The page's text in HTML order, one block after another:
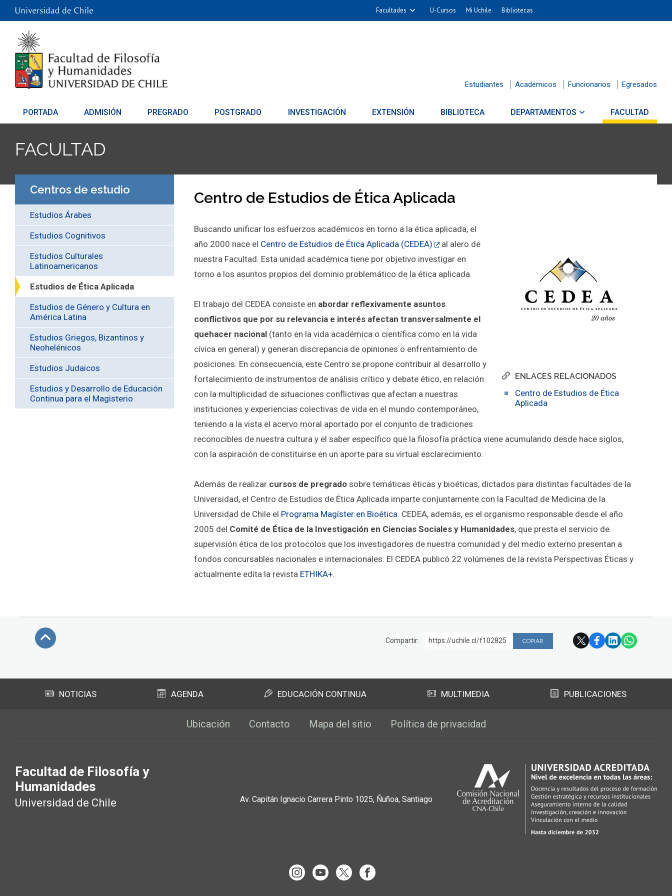
Facultades U-Cursos Mi Uchile Bibliotecas
Estudiantes Académicos Funcionarios Egresados
PORTADA ADMISIÓN PREGRADO POSTGRADO INVESTIGACIÓN EXTENSIÓN BIBLIOTECA DEPARTAMENTOS FACULTAD
FACULTAD
Centros de estudio
Estudios Árabes
Estudios Cognitivos
Estudios Culturales
Latinoamericanos
Estudios de Ética Aplicada
Estudios de Género y Cultura en
América Latina
Estudios Griegos, Bizantinos y
Neohelénicos
Estudios Judaicos
Estudios y Desarrollo de Educación
Continua para el Magisterio
Centro de Estudios de Ética Aplicada
ENLACES RELACIONADOS
Centro de Estudios de Ética
Aplicada
Buscando unificar los esfuerzos académicos en torno a la ética aplicada, el
año 2000 nace el Centro de Estudios de Ética Aplicada (CEDEA)
al alero de
nuestra Facultad. Esta unidad académica tiene por objetivo investigar en
torno a los asuntos propios del dominio problemático de la ética aplicada.
El trabajo del CEDEA consiste en abordar reflexivamente asuntos
conflictivos que por su relevancia e interés afectan transversalmente el
quehacer nacional (tanto en la vida académica o científica como en la vida
cívica en general) y generan discrepancia de opiniones o enfrentamiento de
posiciones. En consecuencia, este Centro se propone contribuir al desarrollo y
fortalecimiento de instrumentos de análisis crítico y debate ético, en relación
con la multiplicidad de situaciones conflictivas que afectan a nuestras
instituciones y experiencias colectivas de vida en el mundo contemporáneo,
teniendo a la vista el acervo moral aportado por el conjunto de tradiciones
reconocibles de nuestra cultura y el saber específico que la filosofía práctica viene acumulando desde hace siglos,
con la aspiración de constituirse en un aporte para su virtual esclarecimiento.
Además de realizar cursos de pregrado sobre temáticas éticas y bioéticas, dictados para distintas facultades de la
Universidad, el Centro de Estudios de Ética Aplicada imparte conjuntamente con la Facultad de Medicina de la
Universidad de Chile el Programa Magíster en Bioética. CEDEA, además, es el organismo responsable desde el año
2005 del Comité de Ética de la Investigación en Ciencias Sociales y Humanidades, que presta el servicio de
supervisión ética de los protocolos que los investigadores de nuestra comunidad y del medio externo presentan a
fondos concursables nacionales e internacionales. El CEDEA publicó 22 volúmenes de la revista Perspectivas Éticas y
actualmente edita la revista ETHIKA+.
Compartir: https://uchile.cl/f102825 COPIAR
NOTICIAS AGENDA EDUCACIÓN CONTINUA MULTIMEDIA PUBLICACIONES
Ubicación Contacto Mapa del sitio Política de privacidad
Facultad de Filosofía y
Humanidades
Universidad de Chile Av. Capitán Ignacio Carrera Pinto 1025, Ñuñoa, Santiago